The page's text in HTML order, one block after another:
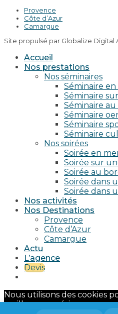
Provence
Côte d’Azur
Camargue
Site propulsé par Globalize Digital
Accueil
Nos prestations
Nos séminaires
Séminaire en
Séminaire
Séminaire
Séminaire
Séminaire
Séminaire
Nos soirées
Soirée en
Soirée sur
Soirée au
Soirée dans
Soirée dans
Nos activités
Nos Destinations
Provence
Côte d’Azur
Camargue
Actu
L’agence
Devis
Nous utilisons des cookies
meilleure expérience sur